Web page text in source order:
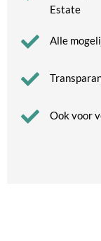
Estate
Alle
Ook voor